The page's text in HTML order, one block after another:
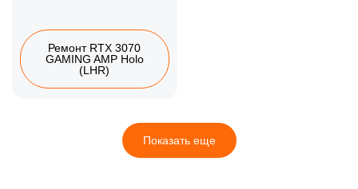
Ремонт RTX 3070
GAMING AMP Holo
(LHR)
Показать еще